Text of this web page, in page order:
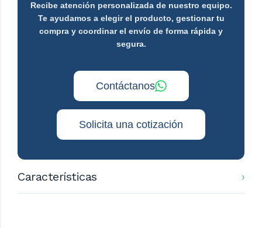
Recibe atención personalizada de nuestro equipo.
Te ayudamos a elegir el producto, gestionar tu
compra y coordinar el envío de forma rápida y
segura.
Contáctanos
Solicita una cotización
Características